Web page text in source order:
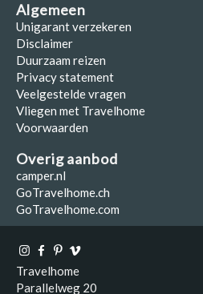
Algemeen
Unigarant verzekeren
Disclaimer
Duurzaam reizen
Privacy statement
Veelgestelde vragen
Vliegen met Travelhome
Voorwaarden
Overig aanbod
camper.nl
GoTravelhome.ch
GoTravelhome.com
Travelhome
Parallelweg 20